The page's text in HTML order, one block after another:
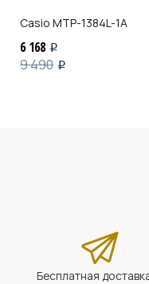
Casio MTP-1384L-1A
6 168 i
9 490 i
Бесплатная